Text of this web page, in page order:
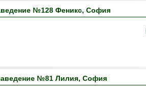
№128 Феникс, София
№81 Лилия, София